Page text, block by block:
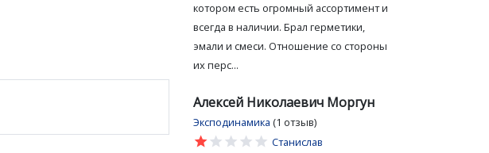
котором есть огромный ассортимент и
всегда в наличии. Брал герметики,
эмали и смеси. Отношение со стороны
их перс...
Алексей Николаевич Моргун
Эксподинамика (1 отзыв)
star
star
star
star
star
Станислав